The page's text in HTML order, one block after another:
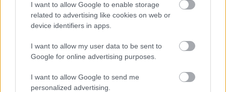
I want to allow Google to enable storage
related to advertising like cookies on web or
device identifiers in apps.
I want to allow my user data to be sent to
Google for online advertising purposes.
I want to allow Google to send me
personalized advertising.
Új vízáteresztő burkolatú parkolók
épülnek Zuglóban – helyben tartják a
Nem az üres, hanem az okosan működő
épület energiatakarékos